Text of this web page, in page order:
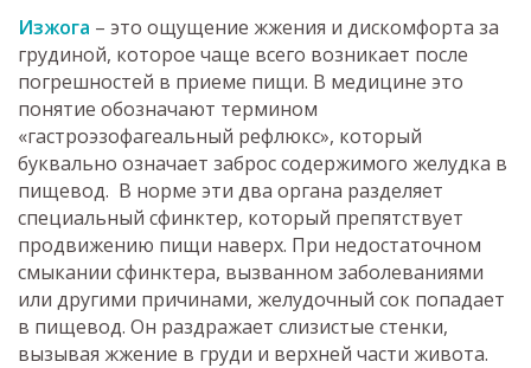
Изжога – это ощущение жжения и дискомфорта за
грудиной, которое чаще всего возникает после
погрешностей в приеме пищи. В медицине это
понятие обозначают термином
«гастроэзофагеальный рефлюкс», который
буквально означает заброс содержимого желудка в
пищевод. В норме эти два органа разделяет
специальный сфинктер, который препятствует
продвижению пищи наверх. При недостаточном
смыкании сфинктера, вызванном заболеваниями
или другими причинами, желудочный сок попадает
в пищевод. Он раздражает слизистые стенки,
вызывая жжение в груди и верхней части живота.